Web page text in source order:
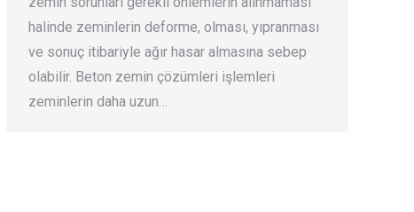
halinde zeminlerin deforme, olması, yıpranması
ve sonuç itibariyle ağır hasar almasına sebep
olabilir. Beton zemin çözümleri işlemleri
zeminlerin daha uzun…